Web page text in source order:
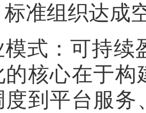
准组织达成
模式：可持续
的核心在于构
度到平台服务